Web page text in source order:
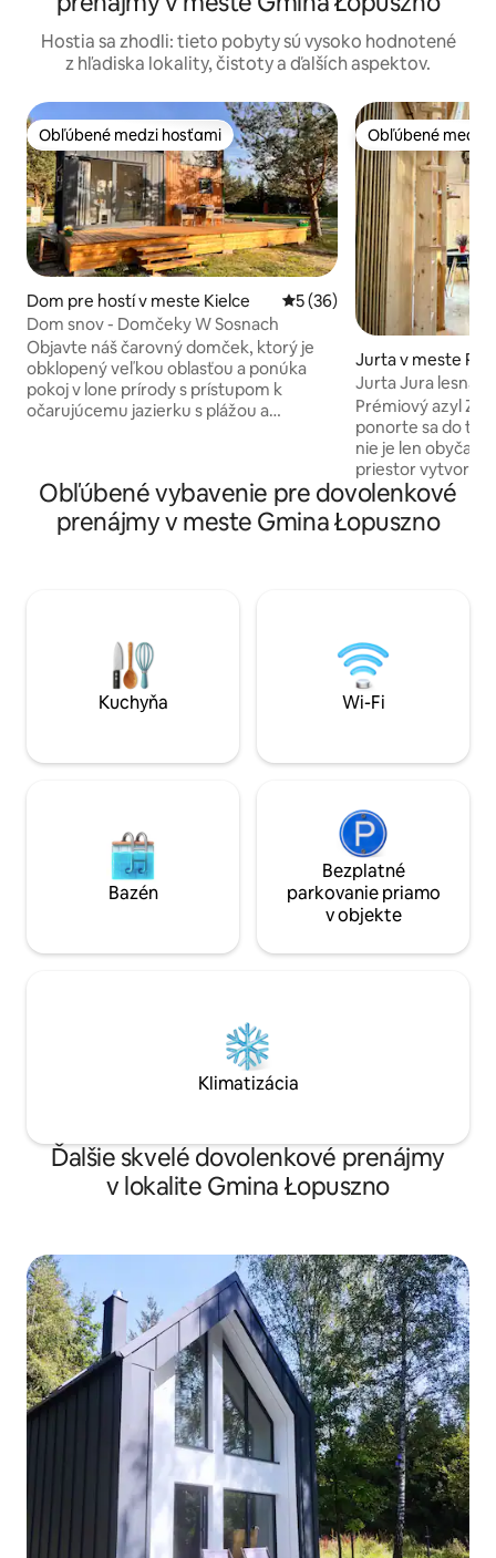
Hostia sa zhodli: tieto pobyty sú vysoko hodnotené
z hľadiska lokality, čistoty a ďalších aspektov.
Obľúbené medzi hosťami
Obľúbené medzi hosťami
Dom pre hostí v meste Kielce Priemerné ohodnotenie 5
5 (36)
Dom snov - Domčeky W Sosnach
Objavte náš čarovný domček, ktorý je
obklopený veľkou oblasťou a ponúka
pokoj v lone prírody s prístupom k
očarujúcemu jazierku s plážou a
ponorte do hojdacej siete pod stromom.
Pre aktívnych ponúkame *kajakáreň na
rieke Nida a *cyklistické výlety, ako aj
Obľúbené medzi
Obľúbené medzi
Jurta v meste
Jurta Jura lesná
Prémiový azyl
ponorte sa do
nie je len
priestor
okamihov.
materiálov,
dreva vám
perfektné miesto
romantiku, a pre
spojenie s
Obľúbené vybavenie pre dovolenkové
prenájmy v meste Gmina Łopuszno
Kuchyňa Wi-Fi
Bazén
Bezplatné
parkovanie priamo
v objekte
Klimatizácia
Ďalšie skvelé dovolenkové prenájmy
v lokalite Gmina Łopuszno